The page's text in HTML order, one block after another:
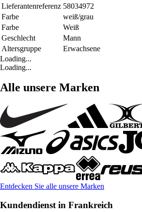
Lieferantenreferenz 58034972
Farbe
weiß/grau
Farbe
Weiß
Geschlecht
Mann
Altersgruppe
Erwachsene
Loading...
Loading...
Alle unsere Marken
Entdecken Sie alle unsere Marken
Kundendienst in Frankreich